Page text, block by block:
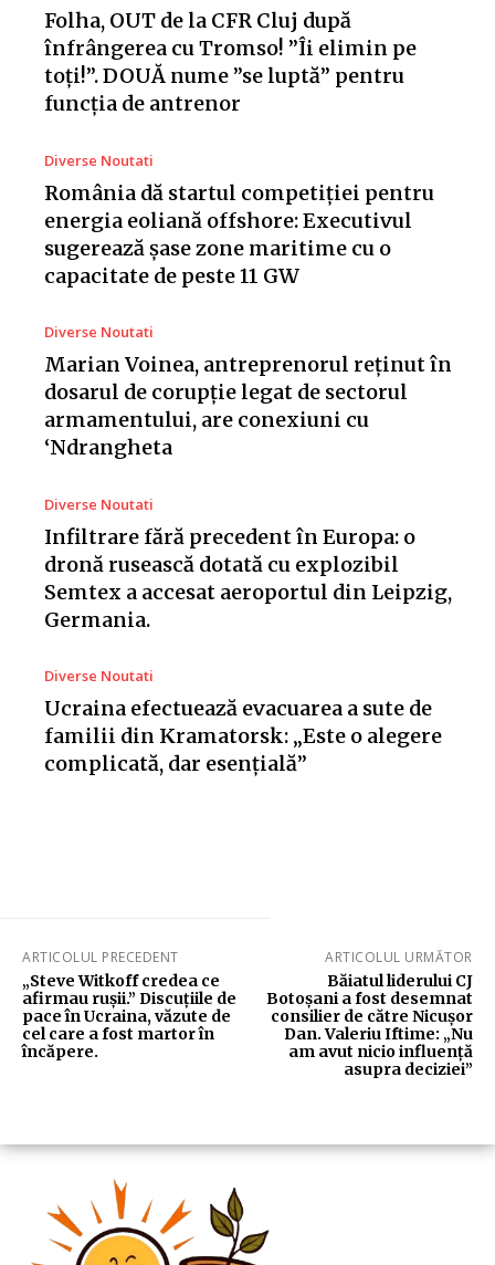
Folha, OUT de la CFR Cluj după
înfrângerea cu Tromso! ”Îi elimin pe
toți!”. DOUĂ nume ”se luptă” pentru
funcția de antrenor
Diverse Noutati
România dă startul competiției pentru
energia eoliană offshore: Executivul
sugerează șase zone maritime cu o
capacitate de peste 11 GW
Diverse Noutati
Marian Voinea, antreprenorul reținut în
dosarul de corupție legat de sectorul
armamentului, are conexiuni cu
‘Ndrangheta
Diverse Noutati
Infiltrare fără precedent în Europa: o
dronă rusească dotată cu explozibil
Semtex a accesat aeroportul din Leipzig,
Germania.
Diverse Noutati
Ucraina efectuează evacuarea a sute de
familii din Kramatorsk: „Este o alegere
complicată, dar esențială”
ARTICOLUL PRECEDENT
„Steve Witkoff credea ce
afirmau rușii.” Discuțiile de
pace în Ucraina, văzute de
cel care a fost martor în
încăpere.
ARTICOLUL URMĂTOR
Băiatul liderului CJ
Botoșani a fost desemnat
consilier de către Nicușor
Dan. Valeriu Iftime: „Nu
am avut nicio influență
asupra deciziei”